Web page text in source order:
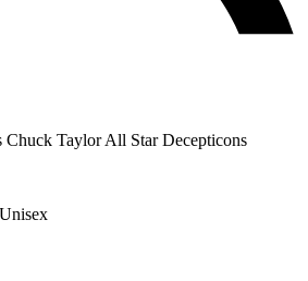
Chuck Taylor All Star Decepticons